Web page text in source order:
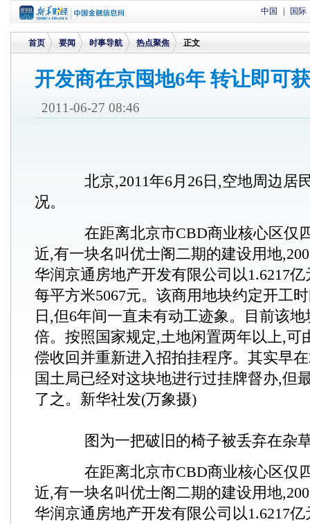
中国 国际
首页
>
要闻
>
时事导航 热点聚焦 正文
开发商在京囤地6年 转让即可
2011-06-27 08:46
北京,2011年6月26日,空地周边居
况。
在距离北京市CBD商业核心区仅
近,有一块名叫优士阁二期的建设用地
华润京通房地产开发有限公司以1.6217
每平方米5067元。该商用地块约定开工
日,但6年间一直未有动工迹象。目前该
倍。按照国家规定,土地闲置两年以上,可
偿收回并重新进入招拍挂程序。其实早
国土局已经对这块地进行过挂牌督办,但
了之。新华社发(万象摄)
图为一把破旧的椅子被丢弃在杂
在距离北京市CBD商业核心区仅
近,有一块名叫优士阁二期的建设用地
华润京通房地产开发有限公司以1.6217